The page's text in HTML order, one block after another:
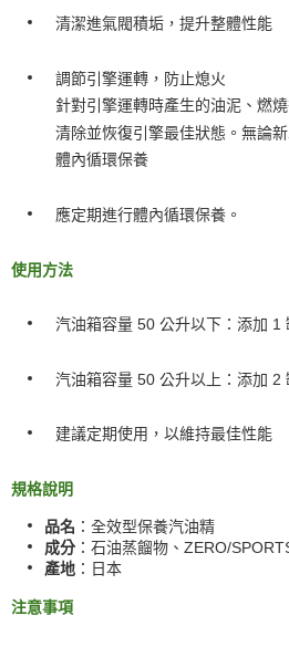
清潔進氣閥積垢，提升整體性能
調節引擎運轉，防止熄火
針對引擎運轉時產生的油泥、燃
清除並恢復引擎最佳狀態。無論
體內循環保養
應定期進行體內循環保養。
使用方法
汽油箱容量 50 公升以下：添加 1
汽油箱容量 50 公升以上：添加 2
建議定期使用，以維持最佳性能
規格說明
品名 ：全效型保養汽油精
成分 ：石油蒸餾物、ZERO/
產地 ：日本
注意事項